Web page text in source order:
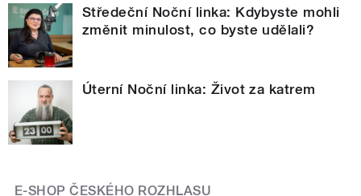
Středeční Noční linka: Kdybyste mohli
změnit minulost, co byste udělali?
Úterní Noční linka: Život za katrem
E-SHOP ČESKÉHO ROZHLASU